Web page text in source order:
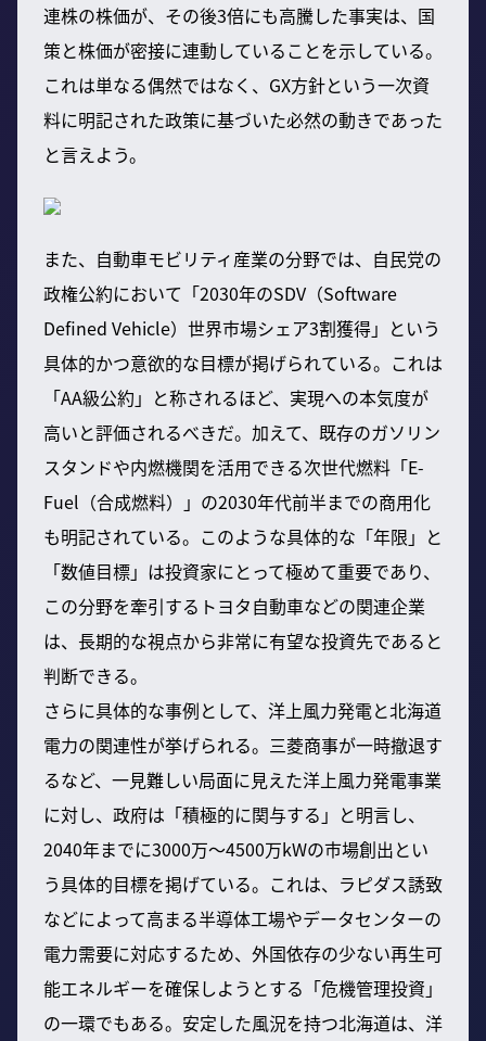
連株の株価が、その後3倍にも高騰した事実は、国
策と株価が密接に連動していることを示している。
これは単なる偶然ではなく、GX方針という一次資
料に明記された政策に基づいた必然の動きであった
と言えよう。
また、自動車モビリティ産業の分野では、自民党の
政権公約において「2030年のSDV（Software
Defined Vehicle）世界市場シェア3割獲得」という
具体的かつ意欲的な目標が掲げられている。これは
「AA級公約」と称されるほど、実現への本気度が
高いと評価されるべきだ。加えて、既存のガソリン
スタンドや内燃機関を活用できる次世代燃料「E-
Fuel（合成燃料）」の2030年代前半までの商用化
も明記されている。このような具体的な「年限」と
「数値目標」は投資家にとって極めて重要であり、
この分野を牽引するトヨタ自動車などの関連企業
は、長期的な視点から非常に有望な投資先であると
判断できる。
さらに具体的な事例として、洋上風力発電と北海道
電力の関連性が挙げられる。三菱商事が一時撤退す
るなど、一見難しい局面に見えた洋上風力発電事業
に対し、政府は「積極的に関与する」と明言し、
2040年までに3000万～4500万kWの市場創出とい
う具体的目標を掲げている。これは、ラピダス誘致
などによって高まる半導体工場やデータセンターの
電力需要に対応するため、外国依存の少ない再生可
能エネルギーを確保しようとする「危機管理投資」
の一環でもある。安定した風況を持つ北海道は、洋